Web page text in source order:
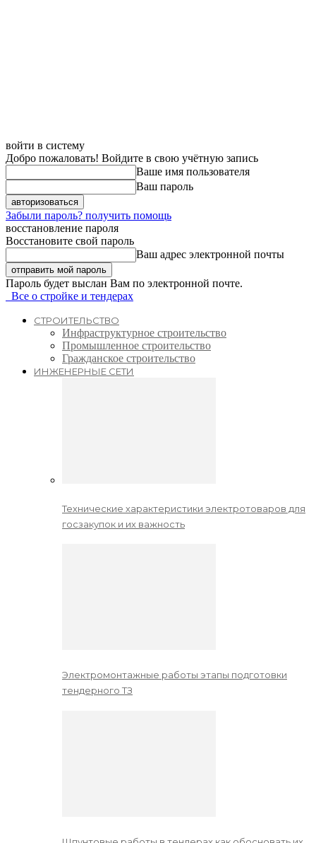
войти в систему
Добро пожаловать! Войдите в свою учётную запись
Ваше имя пользователя
Ваш пароль
Забыли пароль? получить помощь
восстановление пароля
Восстановите свой пароль
Ваш адрес электронной почты
Пароль будет выслан Вам по электронной почте.
Все о стройке и тендерах
СТРОИТЕЛЬСТВО
Инфраструктурное строительство
Промышленное строительство
Гражданское строительство
ИНЖЕНЕРНЫЕ СЕТИ
Технические характеристики электротоваров для
госзакупок и их важность
Электромонтажные работы этапы подготовки
тендерного ТЗ